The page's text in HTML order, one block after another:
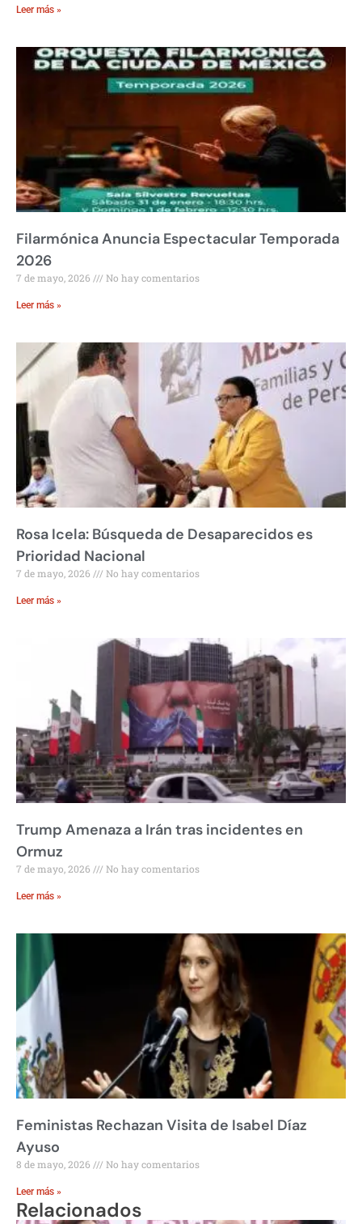
Leer más »
Filarmónica Anuncia Espectacular Temporada
2026
7 de mayo, 2026 No hay comentarios
Leer más »
Rosa Icela: Búsqueda de Desaparecidos es
Prioridad Nacional
7 de mayo, 2026 No hay comentarios
Leer más »
Trump Amenaza a Irán tras incidentes en
Ormuz
7 de mayo, 2026 No hay comentarios
Leer más »
Feministas Rechazan Visita de Isabel Díaz
Ayuso
8 de mayo, 2026 No hay comentarios
Leer más »
Relacionados